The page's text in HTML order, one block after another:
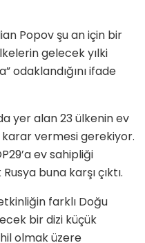
Popov şu an için bir
gelecek yılki
odaklandığını ifade
yer alan 23 ülkenin ev
vermesi gerekiyor.
ev sahipliği
buna karşı çıktı.
farklı Doğu
bir dizi küçük
olmak üzere